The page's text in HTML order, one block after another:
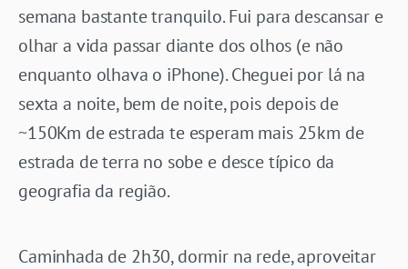
semana bastante tranquilo. Fui para descansar e
olhar a vida passar diante dos olhos (e não
enquanto olhava o iPhone). Cheguei por lá na
sexta a noite, bem de noite, pois depois de
~150Km de estrada te esperam mais 25km de
estrada de terra no sobe e desce típico da
geografia da região.
Caminhada de 2h30, dormir na rede, aproveitar